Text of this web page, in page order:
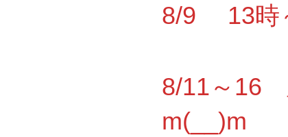
8/9 13時
8/11～16
m(__)m